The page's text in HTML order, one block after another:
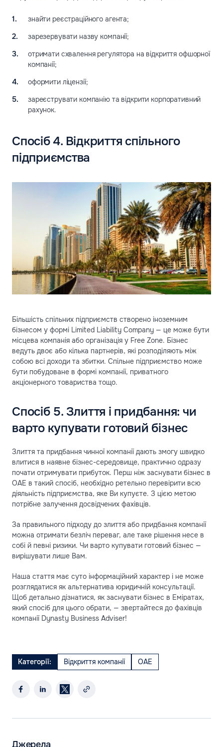
знайти реєстраційного агента;
зарезервувати назву компанії;
отримати схвалення регулятора на відкриття офшорної
компанії;
оформити ліцензії;
зареєструвати компанію та відкрити корпоративний
рахунок.
Спосіб 4. Відкриття спільного
підприємства
Більшість спільних підприємств створено іноземним
бізнесом у формі Limited Liability Company — це може бути
місцева компанія або організація у Free Zone. Бізнес
ведуть двоє або кілька партнерів, які розподіляють між
собою всі доходи та збитки. Спільне підприємство може
бути побудоване в формі компанії, приватного
акціонерного товариства тощо.
Спосіб 5. Злиття і придбання: чи
варто купувати готовий бізнес
Злиття та придбання чинної компанії дають змогу швидко
влитися в наявне бізнес-середовище, практично одразу
почати отримувати прибуток. Перш ніж заснувати бізнес в
ОАЕ в такий спосіб, необхідно ретельно перевірити всю
діяльність підприємства, яке Ви купуєте. З цією метою
потрібне залучення досвідчених фахівців.
За правильного підходу до злиття або придбання компанії
можна отримати безліч переваг, але таке рішення несе в
собі й певні ризики. Чи варто купувати готовий бізнес —
вирішувати лише Вам.
Наша стаття має суто інформаційний характер і не може
розглядатися як альтернатива юридичній консультації.
Щоб детально дізнатися, як заснувати бізнес в Еміратах,
який спосіб для цього обрати, — звертайтеся до фахівців
компанії Dynasty Business Adviser!
Категорії: Відкриття компанії ОАЕ
Джерела